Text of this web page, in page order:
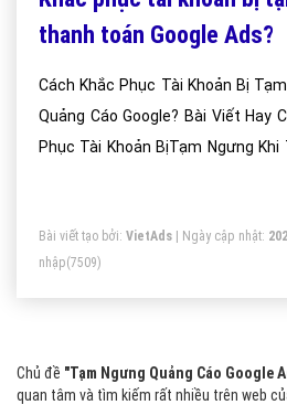
thanh toán Google Ads?
Cách Khắc Phục Tài Khoản Bị
Quảng Cáo Google? Bài Viết Hay
Phục Tài Khoản BịTạm Ngưng Khi
Bài viết tạo bởi: VietAds | Ngày cập nhật:
nhập(7509)
Chủ đề "Tạm Ngưng Quảng Cáo Google
quan tâm và tìm kiếm rất nhiều trên web